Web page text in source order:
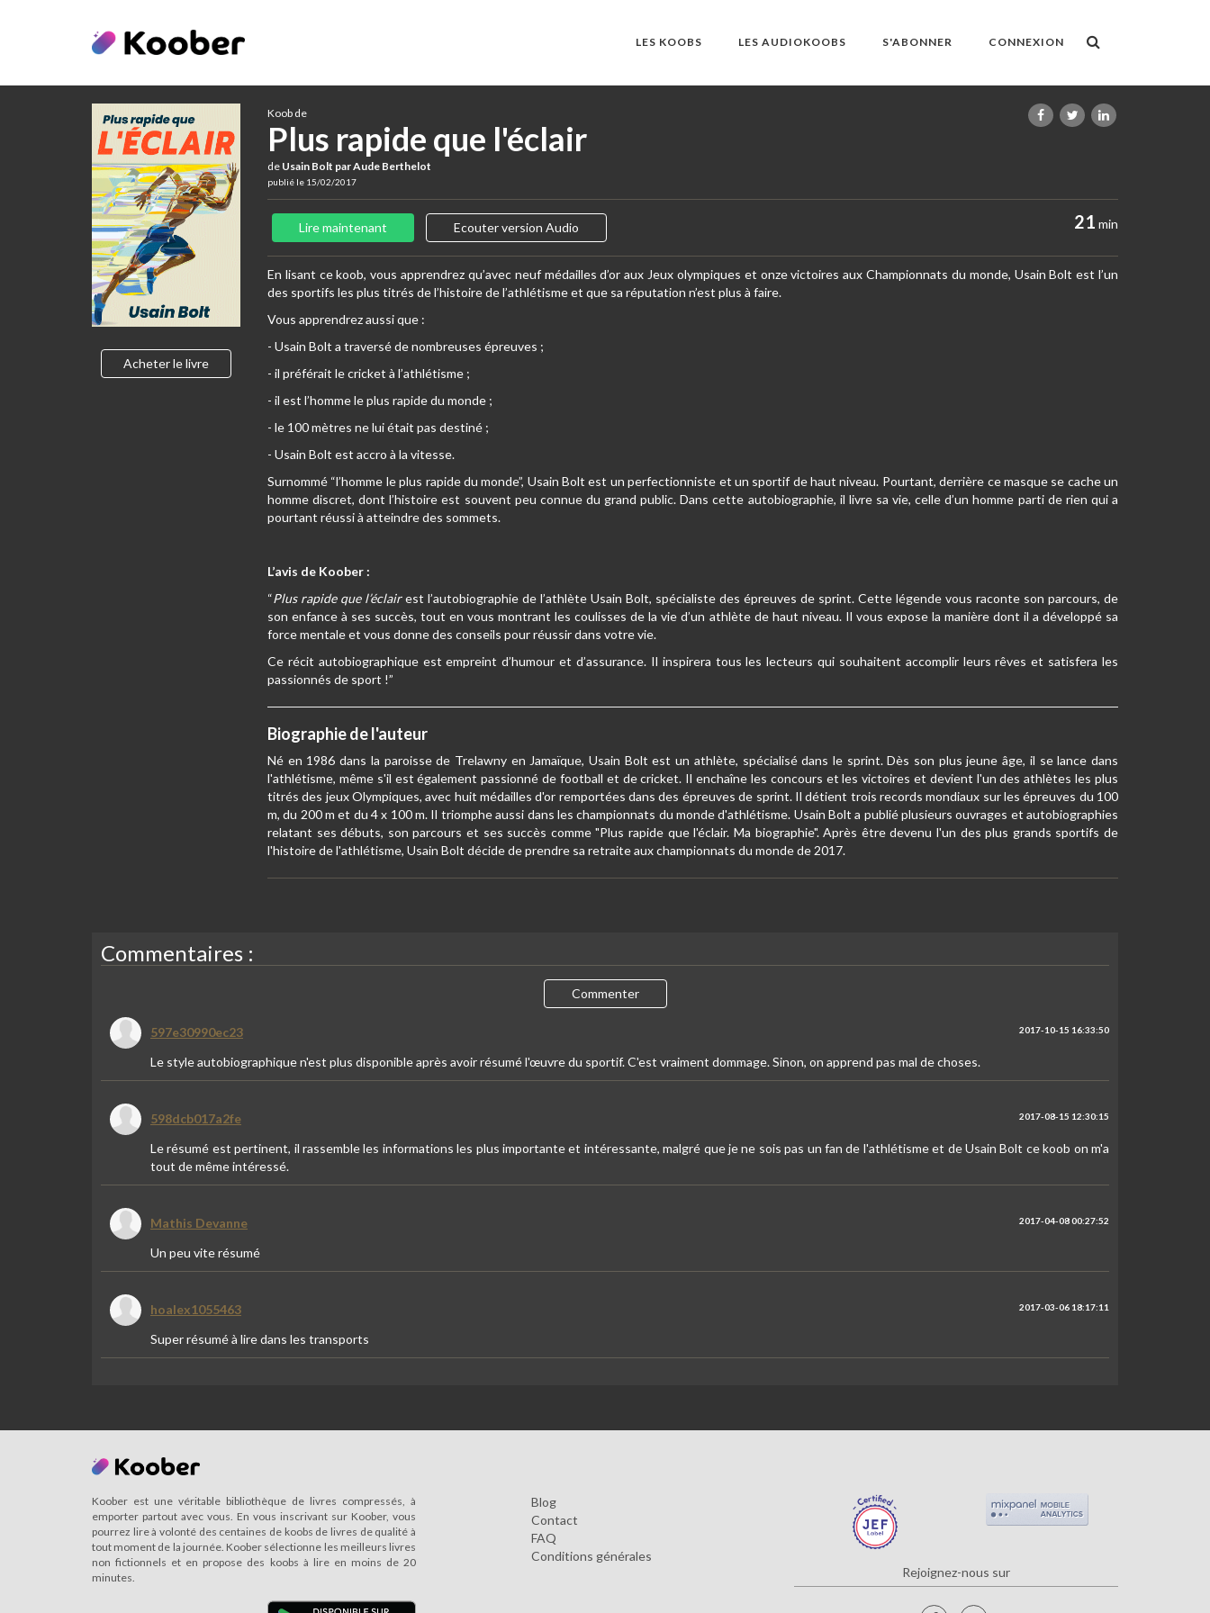
LES KOOBS LES AUDIOKOOBS S'ABONNER CONNEXION
Acheter le livre
Koob de
Plus rapide que l'éclair
de Usain Bolt par Aude Berthelot
publié le 15/02/2017
21 min
Lire maintenant Ecouter version Audio
En lisant ce koob, vous apprendrez qu’avec neuf médailles d’or aux Jeux olympiques et onze victoires aux Championnats du monde, Usain Bolt est l’un
des sportifs les plus titrés de l’histoire de l’athlétisme et que sa réputation n’est plus à faire.
Vous apprendrez aussi que :
- Usain Bolt a traversé de nombreuses épreuves ;
- il préférait le cricket à l’athlétisme ;
- il est l’homme le plus rapide du monde ;
- le 100 mètres ne lui était pas destiné ;
- Usain Bolt est accro à la vitesse.
Surnommé “l’homme le plus rapide du monde”, Usain Bolt est un perfectionniste et un sportif de haut niveau. Pourtant, derrière ce masque se cache un
homme discret, dont l’histoire est souvent peu connue du grand public. Dans cette autobiographie, il livre sa vie, celle d’un homme parti de rien qui a
pourtant réussi à atteindre des sommets.
L’avis de Koober :
“Plus rapide que l’éclairest l’autobiographie de l’athlète Usain Bolt, spécialiste des épreuves de sprint. Cette légende vous raconte son parcours, de
son enfance à ses succès, tout en vous montrant les coulisses de la vie d’un athlète de haut niveau. Il vous expose la manière dont il a développé sa
force mentale et vous donne des conseils pour réussir dans votre vie.
Ce récit autobiographique est empreint d’humour et d’assurance. Il inspirera tous les lecteurs qui souhaitent accomplir leurs rêves et satisfera les
passionnés de sport !”
Biographie de l'auteur
Né en 1986 dans la paroisse de Trelawny en Jamaïque, Usain Bolt est un athlète, spécialisé dans le sprint. Dès son plus jeune âge, il se lance dans
l'athlétisme, même s'il est également passionné de football et de cricket. Il enchaîne les concours et les victoires et devient l'un des athlètes les plus
titrés des jeux Olympiques, avec huit médailles d'or remportées dans des épreuves de sprint. Il détient trois records mondiaux sur les épreuves du 100
m, du 200 m et du 4 x 100 m. Il triomphe aussi dans les championnats du monde d'athlétisme. Usain Bolt a publié plusieurs ouvrages et autobiographies
relatant ses débuts, son parcours et ses succès comme "Plus rapide que l'éclair. Ma biographie". Après être devenu l'un des plus grands sportifs de
l'histoire de l'athlétisme, Usain Bolt décide de prendre sa retraite aux championnats du monde de 2017.
Commentaires :
Commenter
597e30990ec23 2017-10-15 16:33:50
Le style autobiographique n'est plus disponible après avoir résumé l'œuvre du sportif. C'est vraiment dommage. Sinon, on apprend pas mal de choses.
598dcb017a2fe 2017-08-15 12:30:15
Le résumé est pertinent, il rassemble les informations les plus importante et intéressante, malgré que je ne sois pas un fan de l'athlétisme et de Usain Bolt ce koob on m'a
tout de même intéressé.
Mathis Devanne 2017-04-08 00:27:52
Un peu vite résumé
hoalex1055463 2017-03-06 18:17:11
Super résumé à lire dans les transports
Koober est une véritable bibliothèque de livres compressés, à
emporter partout avec vous. En vous inscrivant sur Koober, vous
pourrez lire à volonté des centaines de koobs de livres de qualité à
tout moment de la journée. Koober sélectionne les meilleurs livres
non fictionnels et en propose des koobs à lire en moins de 20
minutes.
Blog
Contact
FAQ
Conditions générales
Rejoignez-nous sur